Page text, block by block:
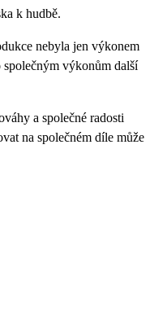
k hudbě.
nebyla jen výkonem
společným výkonům další
a společné radosti
na společném díle může